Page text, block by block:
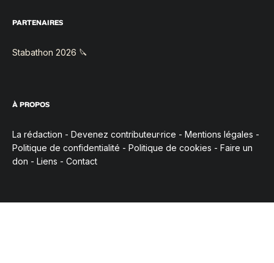
PARTENAIRES
Stabathon 2026 🔪
À PROPOS
La rédaction - Devenez contributeur·rice - Mentions légales -
Politique de confidentialité - Politique de cookies - Faire un
don - Liens - Contact